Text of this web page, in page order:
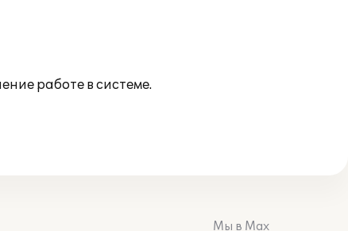
работе в системе.
Мы в Max